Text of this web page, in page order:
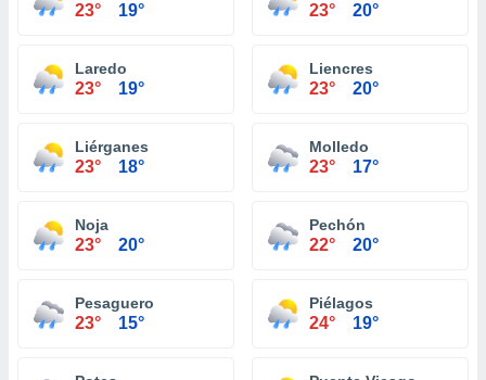
23° 19° 23° 20°
Laredo
23° 19°
Liencres
23° 20°
Liérganes
23° 18°
Molledo
23° 17°
Noja
23° 20°
Pechón
22° 20°
Pesaguero
23° 15°
Piélagos
24° 19°